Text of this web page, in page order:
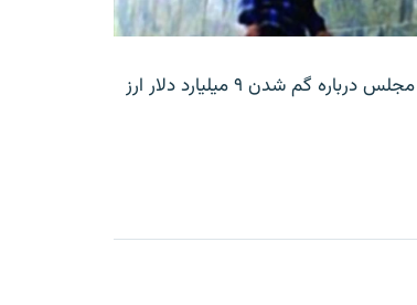
بانک مرکزی ایران روز جمعه با انتشار اطلاعیه‌ای، گفته‌های یک نماینده مجلس درباره گم شدن ۹ میلیارد دلار ارز